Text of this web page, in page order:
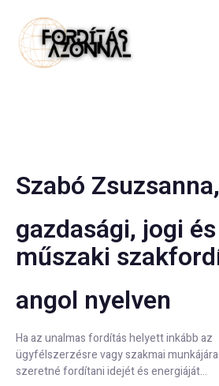
Szabó
gazdasági, jogi és
műszaki
angol nyelven
Ha az unalmas fordítás helyett inkább az
ügyfélszerzésre vagy szakmai munkájára
szeretné fordítani idejét és energiáját…